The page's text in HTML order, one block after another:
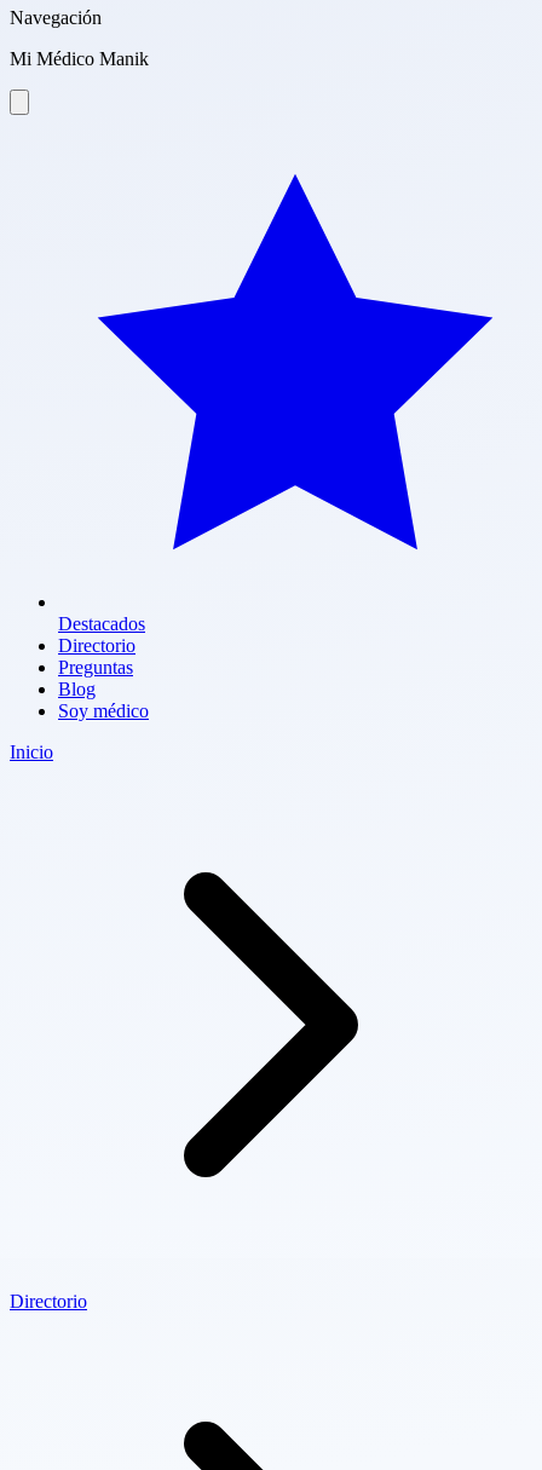
Navegación
Mi Médico Manik
Destacados
Directorio
Preguntas
Blog
Soy médico
Inicio
Directorio